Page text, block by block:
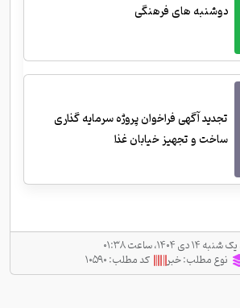
دوشنبه های فرهنگی
تجدید آگهی فراخوان پروژه سرمایه گذاری
ساخت و تجهیز خیابان غذا
نوع مطلب:خبر کد مطلب:۱۰۵۹۰